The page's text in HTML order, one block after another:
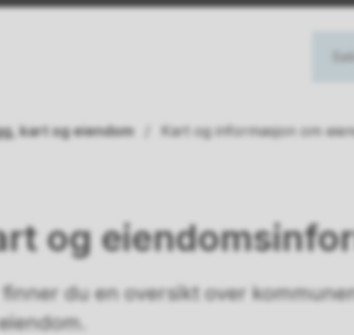
kart og eiendom Kart og informasjon om
og
finner du en oversikt over